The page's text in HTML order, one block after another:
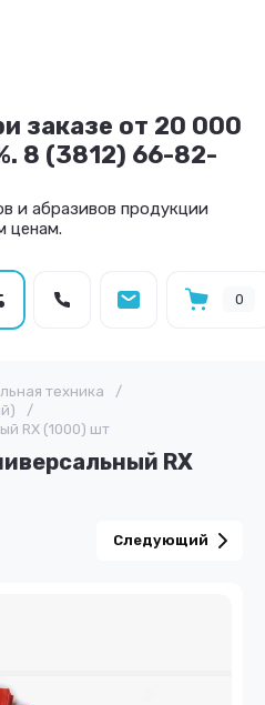
заказе от 20 000
8 (3812) 66-82-
и абразивов продукции
ценам.
0
техника
/
/
RX (1000) шт
RX
Следующий